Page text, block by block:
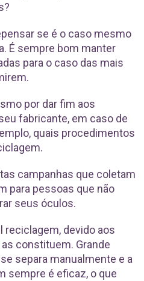
se é o caso mesmo
É sempre bom manter
para o caso das mais
por dar fim aos
fabricante, em caso de
quais procedimentos
campanhas que coletam
para pessoas que não
seus óculos.
reciclagem, devido aos
constituem. Grande
separa manualmente e a
sempre é eficaz, o que